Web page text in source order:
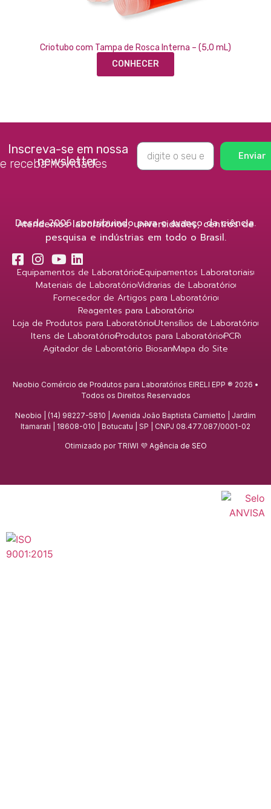
Criotubo com Tampa de Rosca Interna – (5,0 mL)
CONHECER
Inscreva-se em nossa
newsletter
e receba novidades
Enviar
Desde 2006 contribuindo para o avanço da ciência.
Atendemos laboratórios, universidades, centros de
pesquisa e indústrias em todo o Brasil.
Equipamentos de LaboratórioEquipamentos Laboratoriais
Materiais de LaboratórioVidrarias de Laboratório
Fornecedor de Artigos para Laboratório
Reagentes para Laboratório
Loja de Produtos para LaboratórioUtensílios de Laboratório
Itens de LaboratórioProdutos para LaboratórioPCR
Agitador de Laboratório BiosanMapa do Site
Neobio Comércio de Produtos para Laboratórios EIRELI EPP ® 2026 •
Todos os Direitos Reservados
Neobio | (14) 98227-5810 | Avenida João Baptista Carnietto | Jardim
Itamarati | 18608-010 | Botucatu | SP | CNPJ 08.477.087/0001-02
Otimizado por TRIWI 💜 Agência de SEO